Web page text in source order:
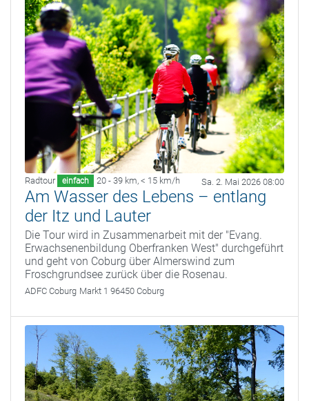
Radtour einfach 20 - 39 km, < 15 km/h Sa. 2. Mai 2026 08:00
Am Wasser des Lebens – entlang
der Itz und Lauter
Die Tour wird in Zusammenarbeit mit der "Evang.
Erwachsenenbildung Oberfranken West" durchgeführt
und geht von Coburg über Almerswind zum
Froschgrundsee zurück über die Rosenau.
ADFC Coburg Markt 1 96450 Coburg